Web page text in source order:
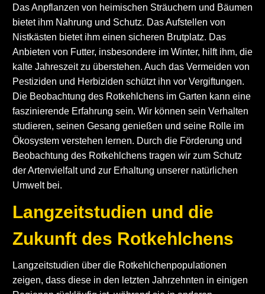
Das Anpflanzen von heimischen Sträuchern und Bäumen
bietet ihm Nahrung und Schutz. Das Aufstellen von
Nistkästen bietet ihm einen sicheren Brutplatz. Das
Anbieten von Futter, insbesondere im Winter, hilft ihm, die
kalte Jahreszeit zu überstehen. Auch das Vermeiden von
Pestiziden und Herbiziden schützt ihn vor Vergiftungen.
Die Beobachtung des Rotkehlchens im Garten kann eine
faszinierende Erfahrung sein. Wir können sein Verhalten
studieren, seinen Gesang genießen und seine Rolle im
Ökosystem verstehen lernen. Durch die Förderung und
Beobachtung des Rotkehlchens tragen wir zum Schutz
der Artenvielfalt und zur Erhaltung unserer natürlichen
Umwelt bei.
Langzeitstudien und die
Zukunft des Rotkehlchens
Langzeitstudien über die Rotkehlchenpopulationen
zeigen, dass diese in den letzten Jahrzehnten in einigen